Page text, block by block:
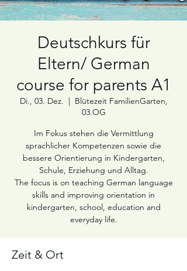
Deutschkurs für
Eltern/ German
course for parents A1
Di., 03. Dez.
  |
Blütezeit FamilienGarten,
03.OG
Im Fokus stehen die Vermittlung
sprachlicher Kompetenzen sowie die
bessere Orientierung in Kindergarten,
Schule, Erziehung und Alltag.
The focus is on teaching German language
skills and improving orientation in
kindergarten, school, education and
Zeit & Ort